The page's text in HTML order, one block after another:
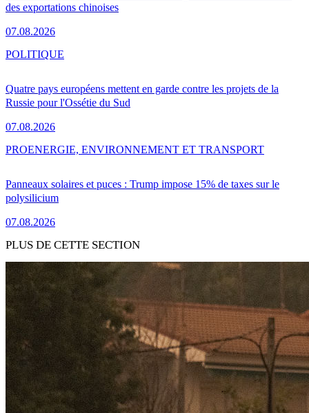
des exportations chinoises
07.08.2026
Quatre pays européens mettent en garde contre les projets de la
Russie pour l'Ossétie du Sud
07.08.2026
POLITIQUE
Panneaux solaires et puces : Trump impose 15% de taxes sur le
polysilicium
07.08.2026
PROENERGIE, ENVIRONNEMENT ET TRANSPORT
PLUS DE CETTE SECTION